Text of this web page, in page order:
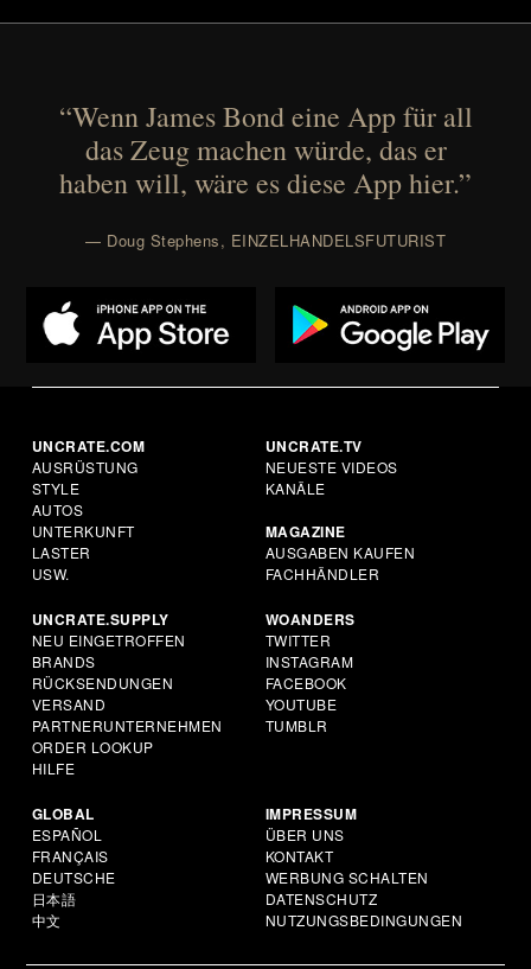
“Wenn James Bond eine App für all
das Zeug machen würde, das er
haben will, wäre es diese App hier.”
— Doug Stephens, EINZELHANDELSFUTURIST
UNCRATE.COM
AUSRÜSTUNG
STYLE
AUTOS
UNTERKUNFT
LASTER
USW.
UNCRATE.TV
NEUESTE VIDEOS
KANÄLE
MAGAZINE
AUSGABEN KAUFEN
FACHHÄNDLER
UNCRATE.SUPPLY
NEU EINGETROFFEN
BRANDS
RÜCKSENDUNGEN
VERSAND
PARTNERUNTERNEHMEN
ORDER LOOKUP
HILFE
WOANDERS
TWITTER
INSTAGRAM
FACEBOOK
YOUTUBE
TUMBLR
GLOBAL
ESPAÑOL
FRANÇAIS
DEUTSCHE
日本語
中文
IMPRESSUM
ÜBER UNS
KONTAKT
WERBUNG SCHALTEN
DATENSCHUTZ
NUTZUNGSBEDINGUNGEN